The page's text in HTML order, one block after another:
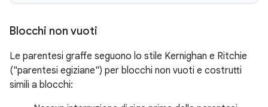
Blocchi non vuoti
Le parentesi graffe seguono lo stile Kernighan e Ritchie
("parentesi egiziane") per blocchi non vuoti e costrutti
simili a blocchi: